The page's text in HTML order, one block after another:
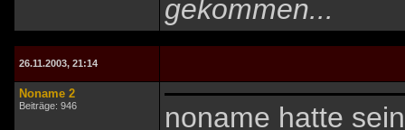
gekommen...
26.11.2003, 21:14
Noname 2
Beiträge: 946
noname hatte